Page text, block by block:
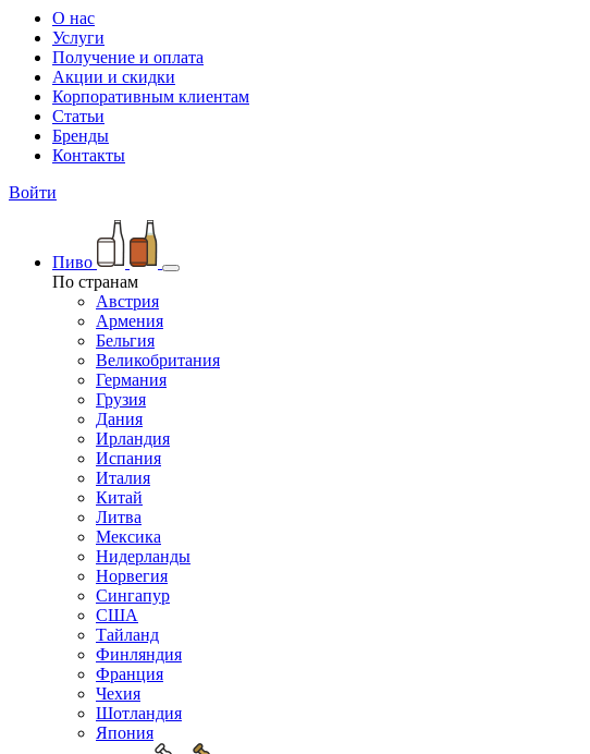
О нас
Услуги
Получение и оплата
Акции и скидки
Корпоративным клиентам
Статьи
Бренды
Контакты
Войти
Пиво
По странам
Австрия
Армения
Бельгия
Великобритания
Германия
Грузия
Дания
Ирландия
Испания
Италия
Китай
Литва
Мексика
Нидерланды
Норвегия
Сингапур
США
Тайланд
Финляндия
Франция
Чехия
Шотландия
Япония